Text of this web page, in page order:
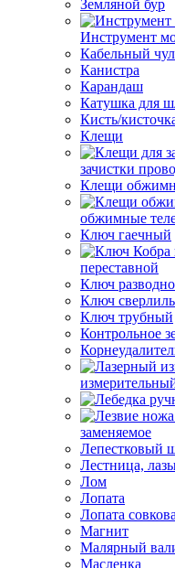
Земляной бур
Инструмент
Кабельный
Канистра
Карандаш
Катушка для
Кисть/
Клещи
зачистки
Клещи
обжимные
Ключ гаечный
переставной
Ключ
Ключ
Ключ трубный
Контрольное
заменяемое
Лепестковый
Лестница,
Лом
Лопата
Лопата
Магнит
Малярный
Масленка